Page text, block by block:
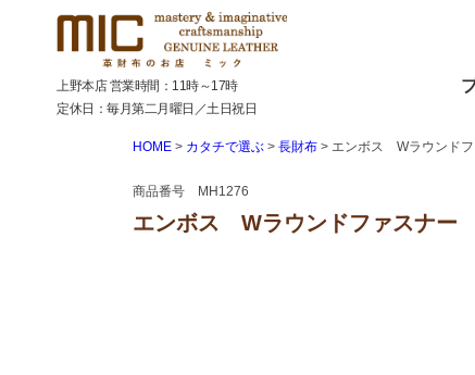
上野本店 営業時間：11時～17時
定休日：毎月第二月曜日／土日祝日
HOME カタチで選ぶ 長財布 エンボス Wラウンド
商品番号 MH1276
エンボス Wラウンドファスナー